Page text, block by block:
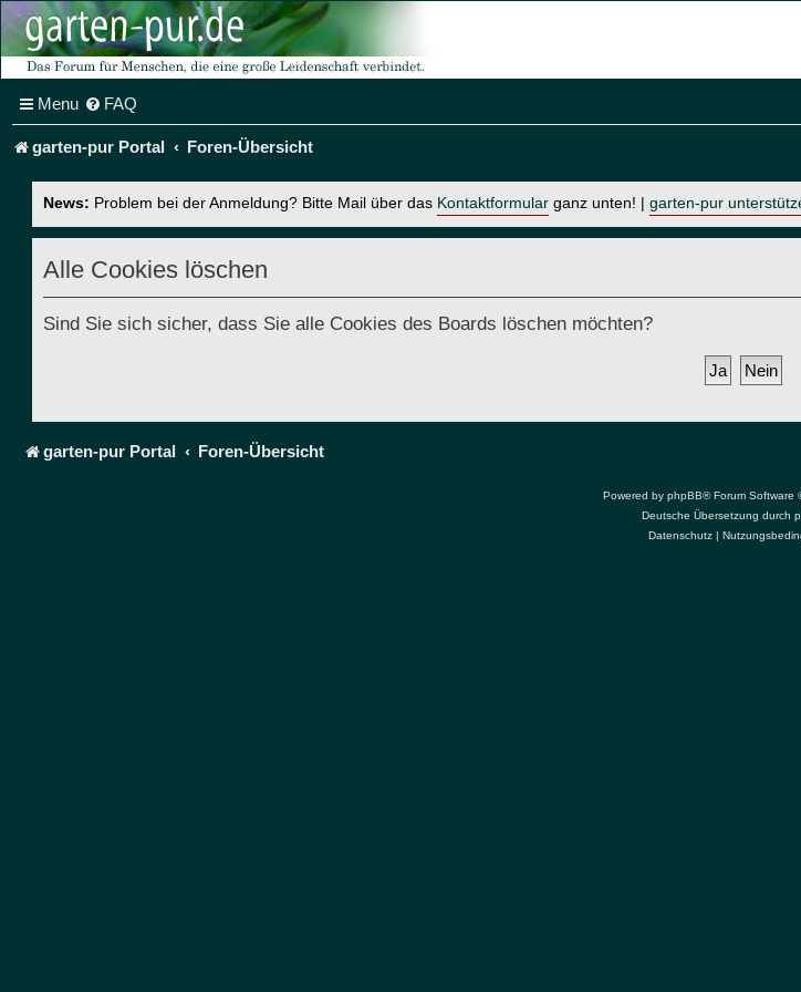
Menu FAQ
garten-pur Portal Foren-Übersicht
News: Problem bei der Anmeldung? Bitte Mail über das Kontaktformular ganz unten! | garten-pur
Alle Cookies löschen
Sind Sie sich sicher, dass Sie alle Cookies des Boards löschen möchten?
garten-pur Portal Foren-Übersicht
Powered by phpBB® Forum Software
Deutsche Übersetzung durch
Datenschutz|